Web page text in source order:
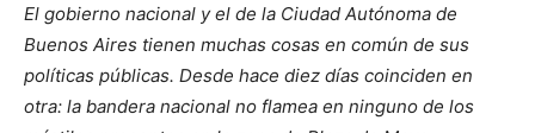
El gobierno nacional y el de la Ciudad Autónoma de
Buenos Aires tienen muchas cosas en común de sus
políticas públicas. Desde hace diez días coinciden en
otra: la bandera nacional no flamea en ninguno de los